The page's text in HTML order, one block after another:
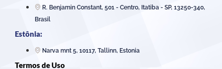
R. Benjamin Constant, 501 - Centro, Itatiba - SP, 13250-340,
Brasil
Estônia:
Narva mnt 5, 10117, Tallinn, Estonia
Termos de Uso